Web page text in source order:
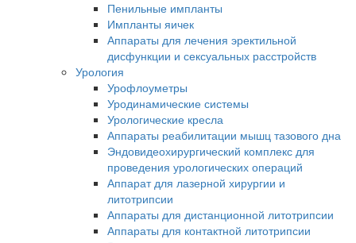
Пенильные импланты
Импланты яичек
Аппараты для лечения эректильной
дисфункции и сексуальных расстройств
Урология
Урофлоуметры
Уродинамические системы
Урологические кресла
Аппараты реабилитации мышц тазового дна
Эндовидеохирургический комплекс для
проведения урологических операций
Аппарат для лазерной хирургии и
литотрипсии
Аппараты для дистанционной литотрипсии
Аппараты для контактной литотрипсии